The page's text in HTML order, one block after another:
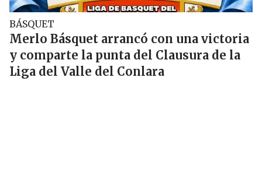
BÁSQUET
Merlo Básquet arrancó con una victoria
y comparte la punta del Clausura de la
Liga del Valle del Conlara